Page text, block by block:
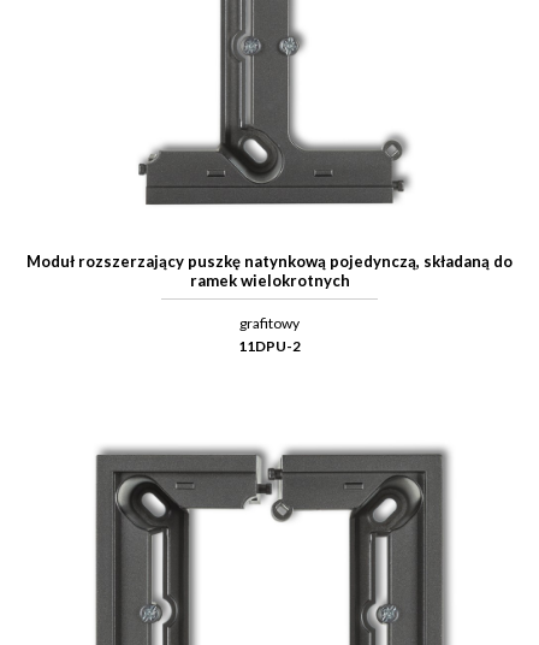
Moduł rozszerzający puszkę natynkową pojedynczą, składaną do
ramek wielokrotnych
grafitowy
11DPU-2